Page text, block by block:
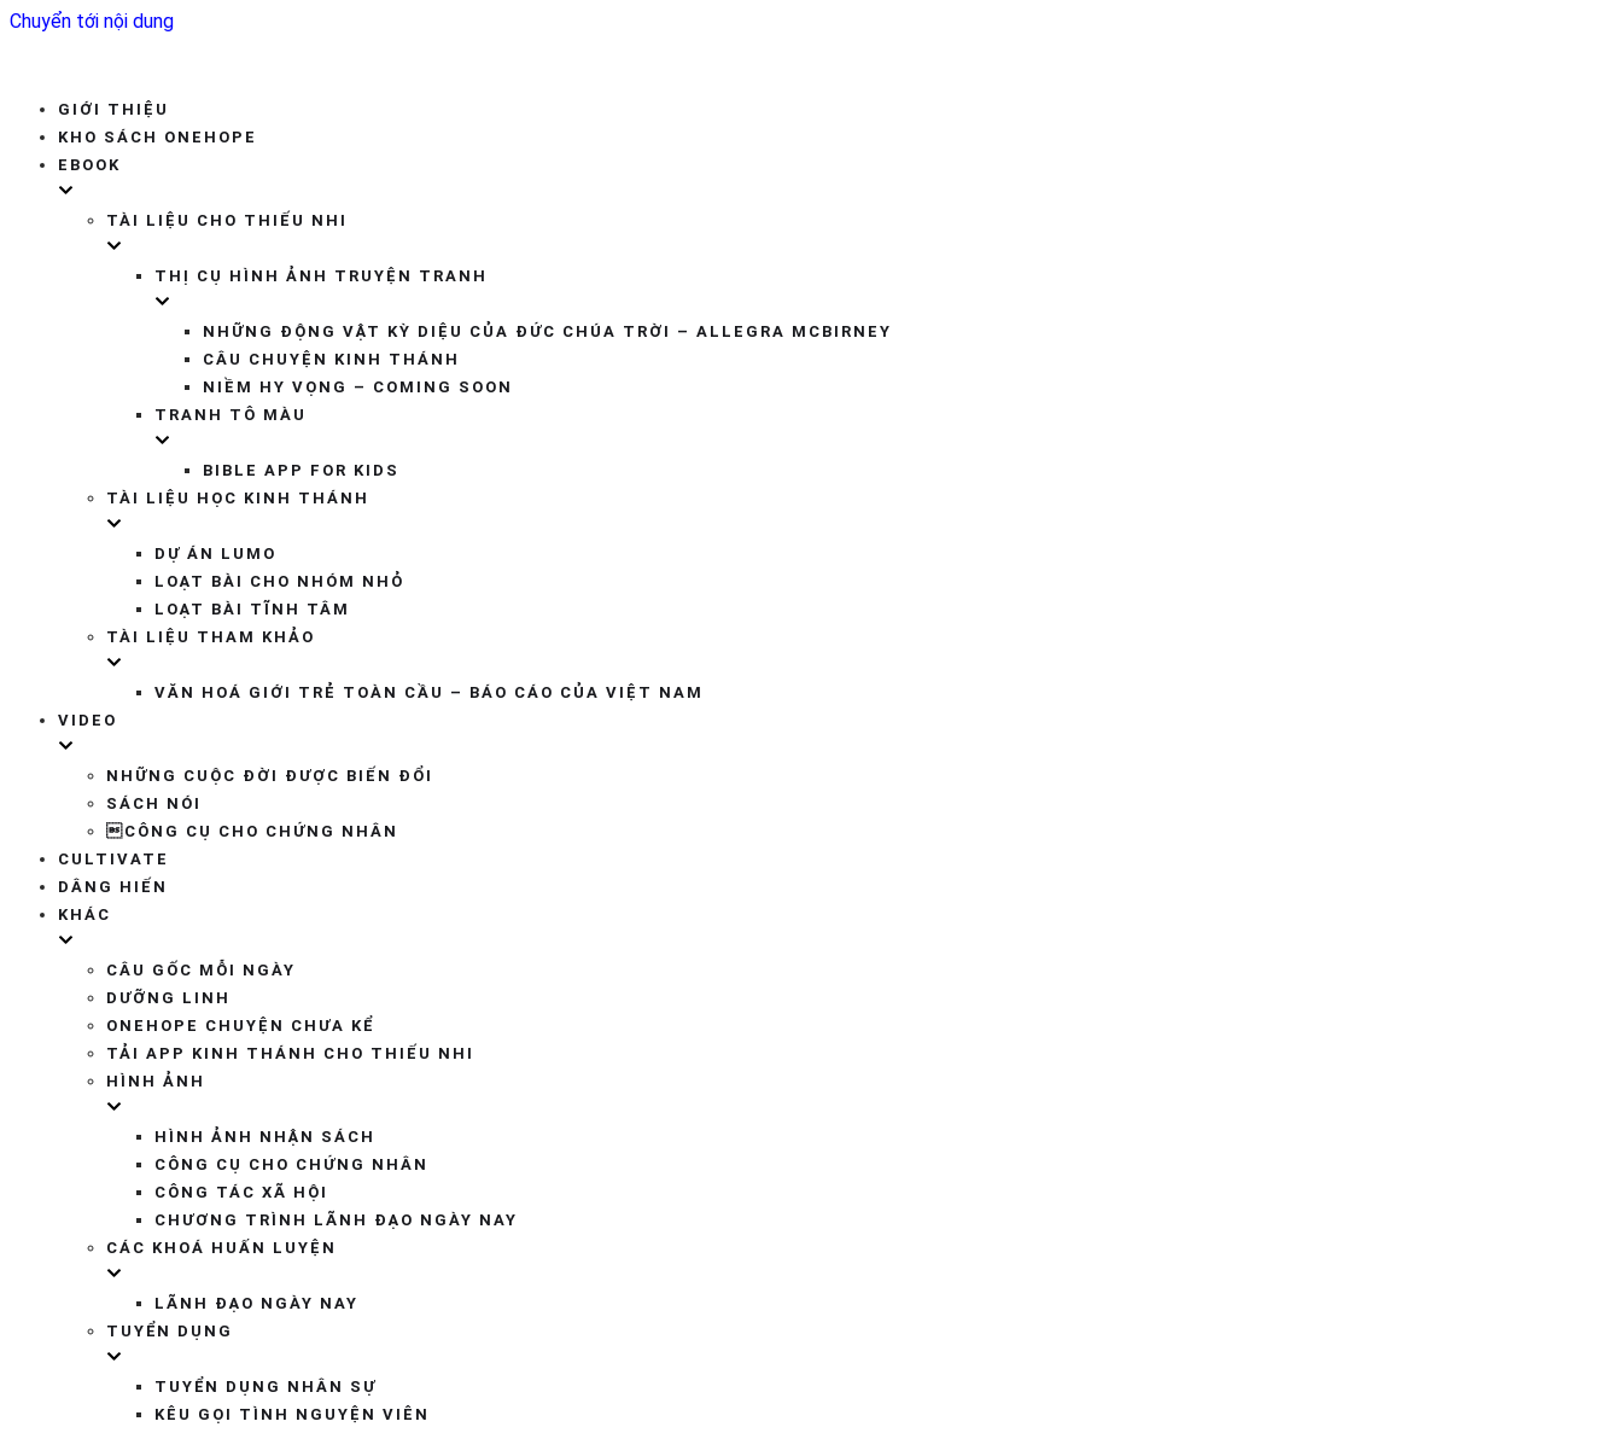
Chuyển tới nội dung
GIỚI THIỆU
KHO SÁCH ONEHOPE
EBOOK
TÀI LIỆU CHO THIẾU NHI
THỊ CỤ HÌNH ẢNH TRUYỆN TRANH
NHỮNG ĐỘNG VẬT KỲ DIỆU CỦA ĐỨC CHÚA TRỜI – ALLEGRA MCBIRNEY
CÂU CHUYỆN KINH THÁNH
NIỀM HY VỌNG – COMING SOON
TRANH TÔ MÀU
BIBLE APP FOR KIDS
TÀI LIỆU HỌC KINH THÁNH
DỰ ÁN LUMO
LOẠT BÀI CHO NHÓM NHỎ
LOẠT BÀI TĨNH TÂM
TÀI LIỆU THAM KHẢO
VĂN HOÁ GIỚI TRẺ TOÀN CẦU – BÁO CÁO CỦA VIỆT NAM
VIDEO
NHỮNG CUỘC ĐỜI ĐƯỢC BIẾN ĐỔI
SÁCH NÓI
CÔNG CỤ CHO CHỨNG NHÂN
CULTIVATE
DÂNG HIẾN
KHÁC
CÂU GỐC MỖI NGÀY
DƯỠNG LINH
ONEHOPE CHUYỆN CHƯA KỂ
TẢI APP KINH THÁNH CHO THIẾU NHI
HÌNH ẢNH
HÌNH ẢNH NHẬN SÁCH
CÔNG CỤ CHO CHỨNG NHÂN
CÔNG TÁC XÃ HỘI
CHƯƠNG TRÌNH LÃNH ĐẠO NGÀY NAY
CÁC KHOÁ HUẤN LUYỆN
LÃNH ĐẠO NGÀY NAY
TUYỂN DỤNG
TUYỂN DỤNG NHÂN SỰ
KÊU GỌI TÌNH NGUYỆN VIÊN